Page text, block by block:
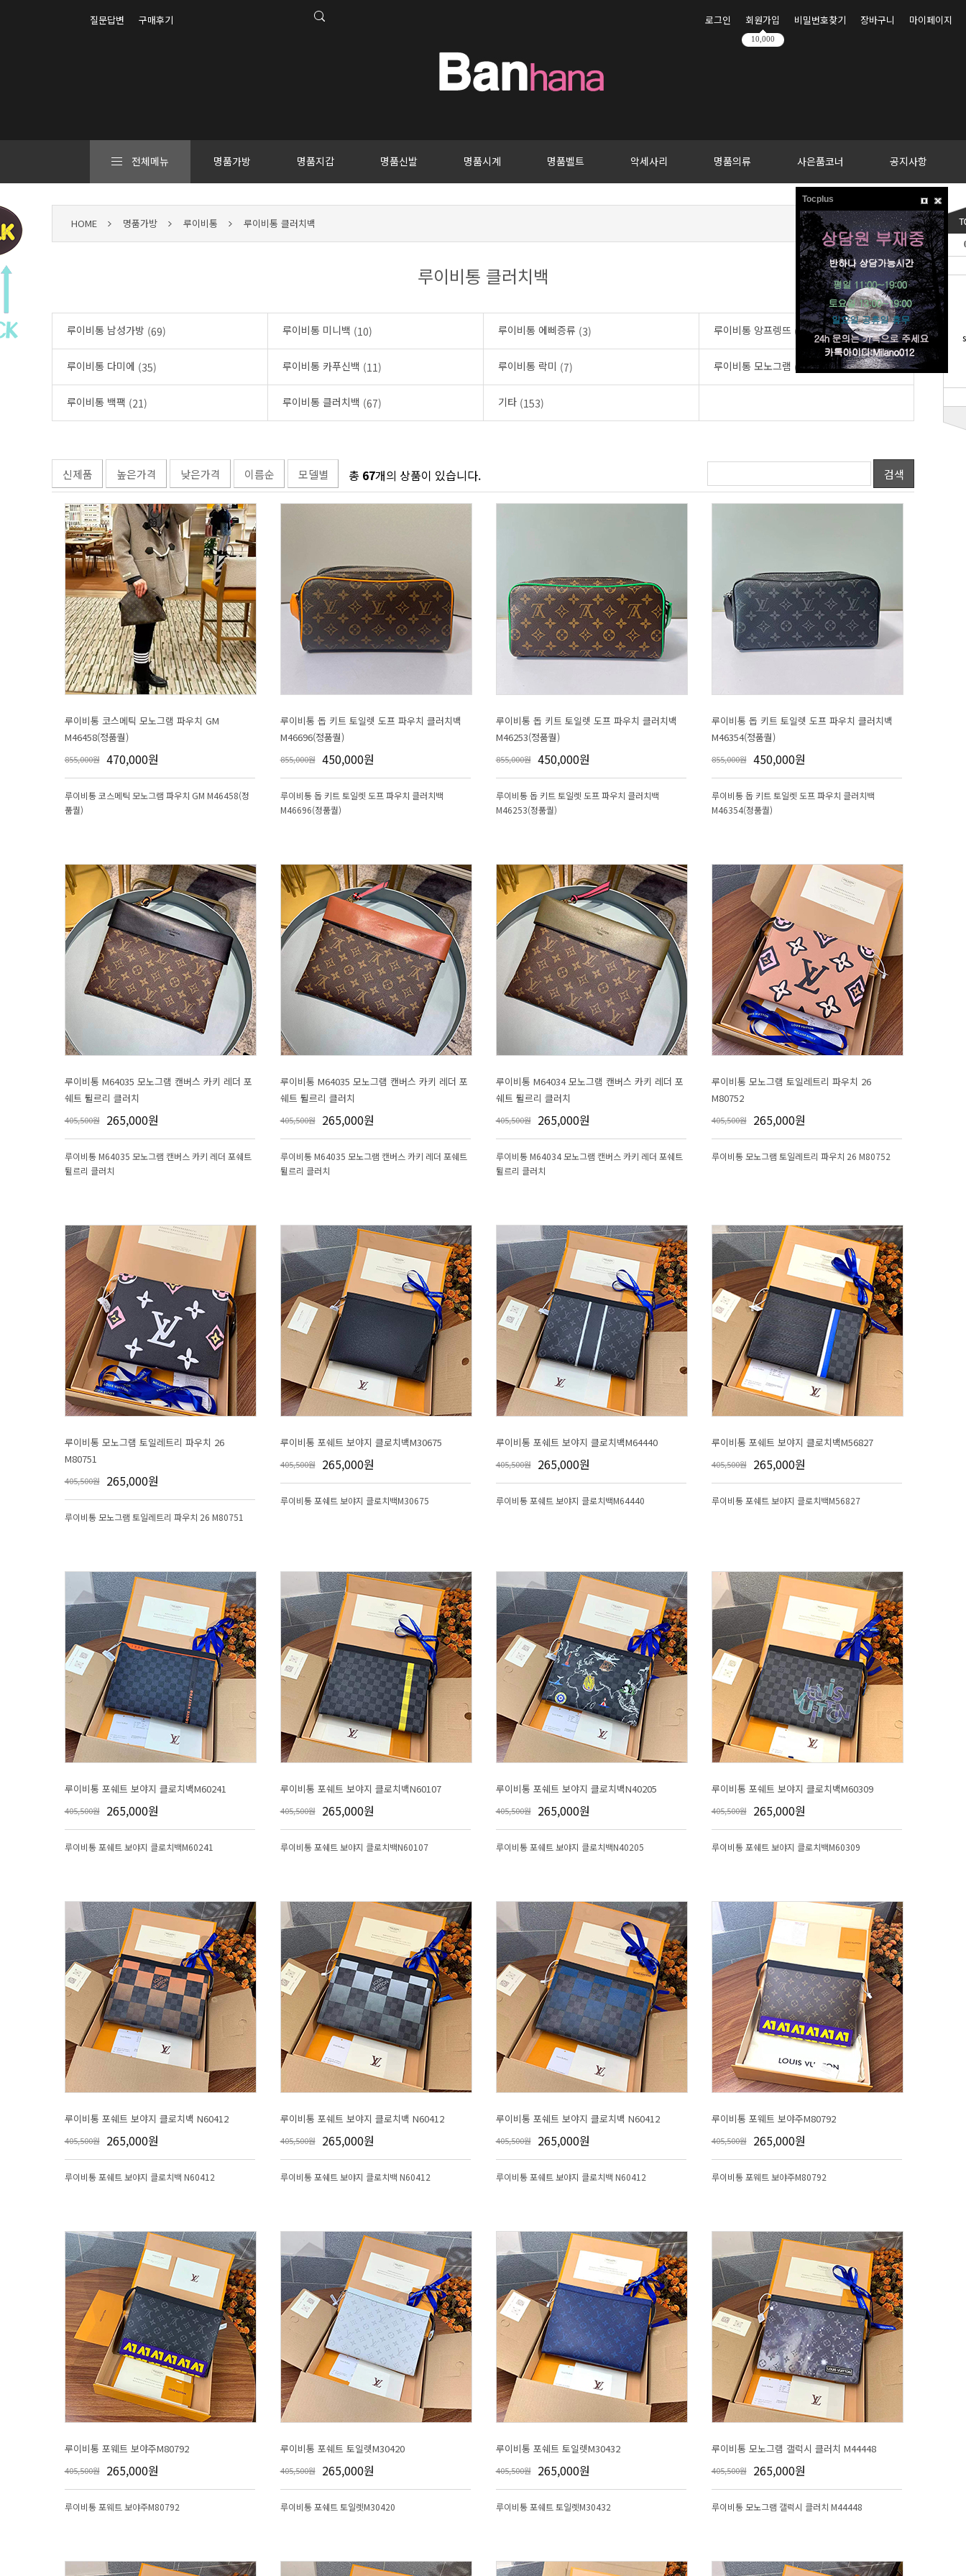
질문답변 구매후기 마이페이지
장바구니
비밀번호찾기
10,000
회원가입
로그인
전체메뉴 명품가방 명품지갑 명품신발 명품시계 명품벨트 악세사리 명품의류 사은품코너 공지사항
HOME 명품가방 루이비통 루이비통 클러치백
루이비통 클러치백
루이비통 남성가방 (69) 루이비통 미니백 (10) 루이비통 에삐증류 (3) 루이비통 앙프렝뜨 (12)
루이비통 다미에 (35) 루이비통 카푸신백 (11) 루이비통 락미 (7) 루이비통 모노그램 (114)
루이비통 백팩 (21) 루이비통 클러치백 (67) 기타 (153)
신제품 높은가격 낮은가격 이름순 모델별 총 67개의 상품이 있습니다. 검색
M46458(정품퀄)
855,000원 470,000원
품퀄)
M46696(정품퀄)
855,000원 450,000원
M46696(정품퀄)
M46253(정품퀄)
855,000원 450,000원
M46253(정품퀄)
M46354(정품퀄)
855,000원 450,000원
M46354(정품퀄)
쉐트 튈르리 클러치
405,500원 265,000원
튈르리 클러치
쉐트 튈르리 클러치
405,500원 265,000원
튈르리 클러치
쉐트 튈르리 클러치
405,500원 265,000원
튈르리 클러치
M80752
405,500원 265,000원
루이비통 모노그램 토일레트리 파우치 26 M80752
M80751
405,500원 265,000원
루이비통 모노그램 토일레트리 파우치 26 M80751
루이비통 포쉐트 보야지 클로치백M30675
405,500원 265,000원
루이비통 포쉐트 보야지 클로치백M30675
루이비통 포쉐트 보야지 클로치백M64440
405,500원 265,000원
루이비통 포쉐트 보야지 클로치백M64440
루이비통 포쉐트 보야지 클로치백M56827
405,500원 265,000원
루이비통 포쉐트 보야지 클로치백M56827
루이비통 포쉐트 보야지 클로치백M60241
405,500원 265,000원
루이비통 포쉐트 보야지 클로치백M60241
루이비통 포쉐트 보야지 클로치백N60107
405,500원 265,000원
루이비통 포쉐트 보야지 클로치백N60107
루이비통 포쉐트 보야지 클로치백N40205
405,500원 265,000원
루이비통 포쉐트 보야지 클로치백N40205
루이비통 포쉐트 보야지 클로치백M60309
405,500원 265,000원
루이비통 포쉐트 보야지 클로치백M60309
루이비통 포쉐트 보야지 클로치백 N60412
405,500원 265,000원
루이비통 포쉐트 보야지 클로치백 N60412
루이비통 포쉐트 보야지 클로치백 N60412
405,500원 265,000원
루이비통 포쉐트 보야지 클로치백 N60412
루이비통 포쉐트 보야지 클로치백 N60412
405,500원 265,000원
루이비통 포쉐트 보야지 클로치백 N60412
루이비통 포웨트 보야주M80792
405,500원 265,000원
루이비통 포웨트 보야주M80792
루이비통 포웨트 보야주M80792
405,500원 265,000원
루이비통 포웨트 보야주M80792
루이비통 포쉐트 토일렛M30420
405,500원 265,000원
루이비통 포쉐트 토일렛M30420
루이비통 포쉐트 토일렛M30432
405,500원 265,000원
루이비통 포쉐트 토일렛M30432
루이비통 모노그램 갤럭시 클러치 M44448
405,500원 265,000원
루이비통 모노그램 갤럭시 클러치 M44448
Tocplus